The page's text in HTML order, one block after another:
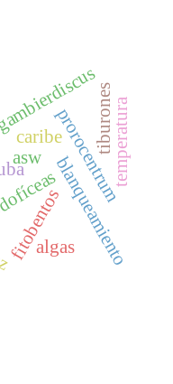
caribe
fitobentos
gambierdiscus
prorocentrum
algas
blanqueamiento
tiburonestemperatura
asw